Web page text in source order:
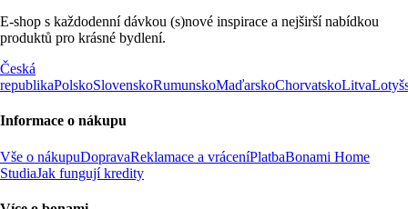
E-shop s každodenní dávkou (s)nové inspirace a nejširší nabídkou
produktů pro krásné bydlení.
Česká
republikaPolskoSlovenskoRumunskoMaďarskoChorvatskoLitva
Informace o nákupu
Vše o nákupuDopravaReklamace a vráceníPlatbaBonami Home
StudiaJak fungují kredity